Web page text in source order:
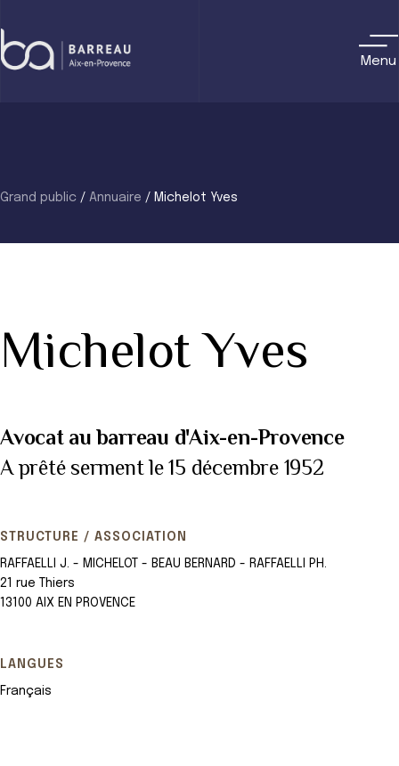
to
content
Menu
Grand public / Annuaire / Michelot Yves
Michelot Yves
Avocat au barreau d'Aix-en-Provence
A prêté serment le 15 décembre 1952
STRUCTURE / ASSOCIATION
RAFFAELLI J. - MICHELOT - BEAU BERNARD - RAFFAELLI PH.
21 rue Thiers
13100 AIX EN PROVENCE
LANGUES
Français